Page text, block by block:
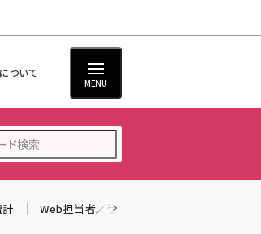
ついて
MENU
Web担当者／仕事